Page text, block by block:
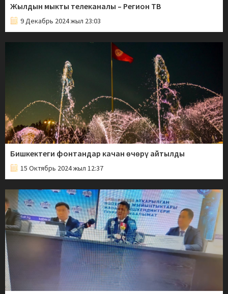
Жылдын мыкты телеканалы – Регион ТВ
9 Декабрь 2024 жыл 23:03
Бишкектеги фонтандар качан өчөрү айтылды
15 Октябрь 2024 жыл 12:37